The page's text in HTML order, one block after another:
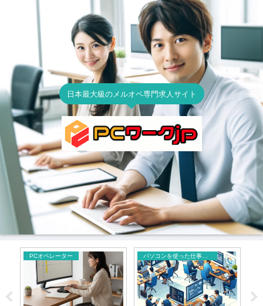
日本最大級のメルオペ専門求人サイト
PCオペレーター パソコンを使った仕事の種類